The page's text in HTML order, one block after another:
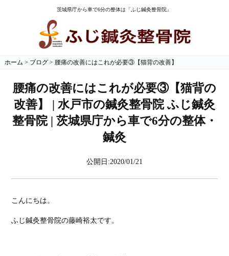
茨城県庁から車で6分の整体は「ふじ鍼灸整骨院」
ホーム > ブログ> 腰痛の改善にはこれが必要③【猫背の改善】
腰痛の改善にはこれが必要③【猫背の
改善】 | 水戸市の鍼灸整骨院 ふじ鍼灸
整骨院 | 茨城県庁から車で6分の整体・
鍼灸
公開日:2020/01/21
こんにちは。
ふじ鍼灸整骨院の藤崎裕太です。